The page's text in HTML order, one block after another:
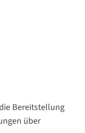
Bereitstellung
über